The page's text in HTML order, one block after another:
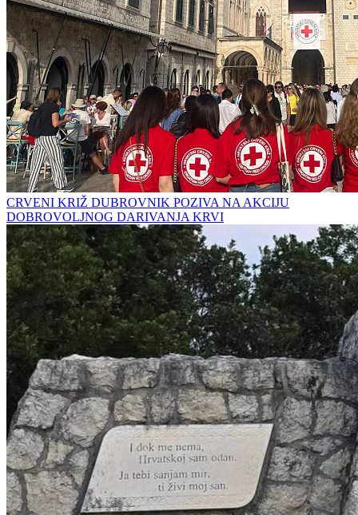
CRVENI KRIŽ DUBROVNIK POZIVA NA AKCIJU
DOBROVOLJNOG DARIVANJA KRVI